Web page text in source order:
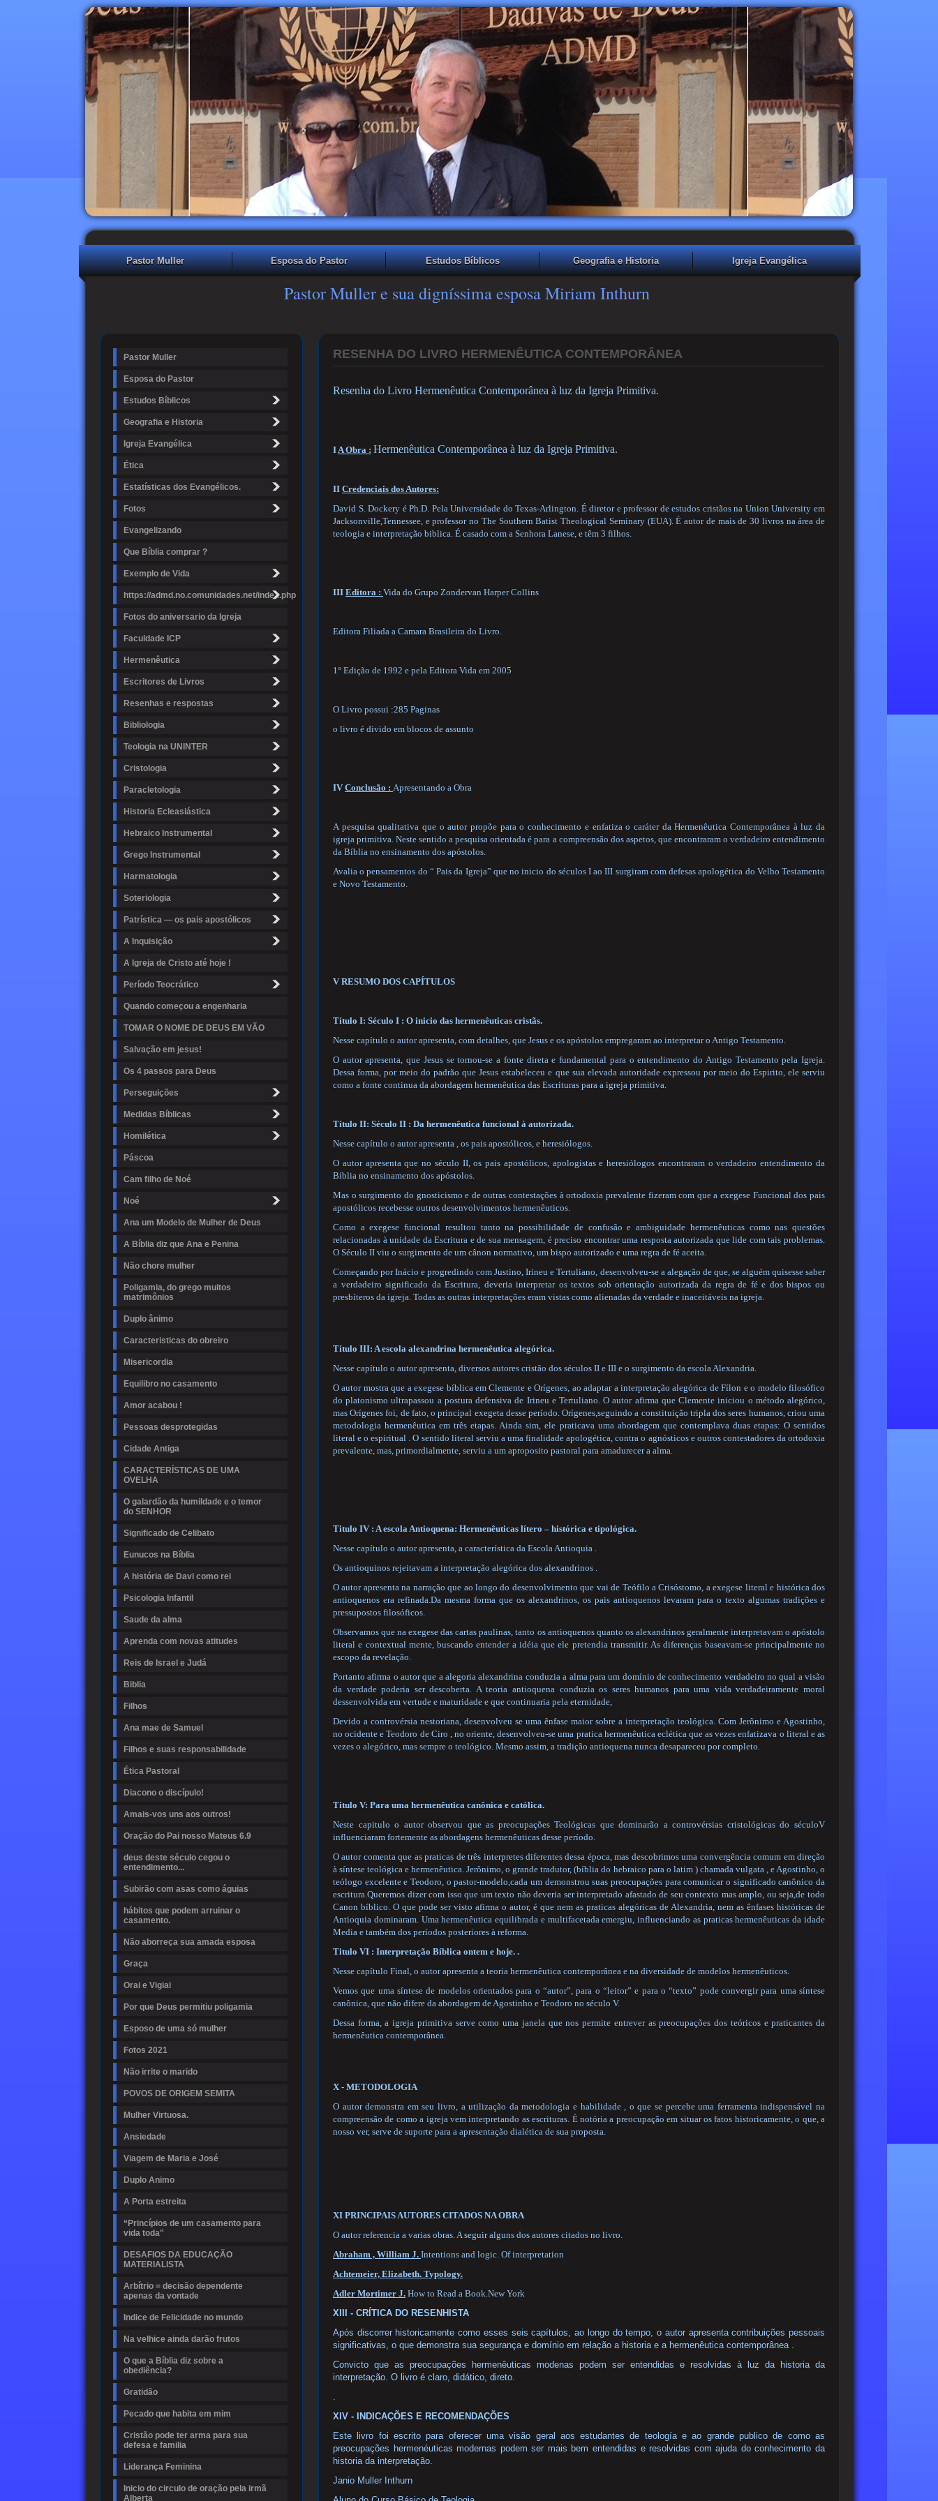
Pastor Muller Esposa do Pastor Estudos Bíblicos Geografia e Historia Igreja Evangélica
Pastor Muller e sua digníssima esposa Miriam Inthurn
Pastor Muller
Esposa do Pastor
Estudos Bíblicos
Geografia e Historia
Igreja Evangélica
Ética
Estatísticas dos Evangélicos.
Fotos
Evangelizando
Que Bíblia comprar ?
Exemplo de Vida
https://admd.no.comunidades.net/index.php
Fotos do aniversario da Igreja
Faculdade ICP
Hermenêutica
Escritores de Livros
Resenhas e respostas
Bibliologia
Teologia na UNINTER
Cristologia
Paracletologia
Historia Ecleasiástica
Hebraico Instrumental
Grego Instrumental
Harmatologia
Soteriologia
Patrística — os pais apostólicos
A Inquisição
A Igreja de Cristo até hoje !
Período Teocrático
Quando começou a engenharia
TOMAR O NOME DE DEUS EM VÃO
Salvação em jesus!
Os 4 passos para Deus
Perseguições
Medidas Bíblicas
Homilética
Páscoa
Cam filho de Noé
Noé
Ana um Modelo de Mulher de Deus
A Bíblia diz que Ana e Penina
Não chore mulher
Poligamia, do grego muitos
matrimônios
Duplo ânimo
Caracteristicas do obreiro
Misericordia
Equilibro no casamento
Amor acabou !
Pessoas desprotegidas
Cidade Antiga
CARACTERÍSTICAS DE UMA
OVELHA
O galardão da humildade e o temor
do SENHOR
Significado de Celibato
Eunucos na Bíblia
A história de Davi como rei
Psicologia Infantil
Saude da alma
Aprenda com novas atitudes
Reis de Israel e Judá
Biblia
Filhos
Ana mae de Samuel
Filhos e suas responsabilidade
Ética Pastoral
Diacono o discípulo!
Amais-vos uns aos outros!
Oração do Pai nosso Mateus 6.9
deus deste século cegou o
entendimento...
Subirão com asas como águias
hábitos que podem arruinar o
casamento.
Não aborreça sua amada esposa
Graça
Orai e Vigiai
Por que Deus permitiu poligamia
Esposo de uma só mulher
Fotos 2021
Não irrite o marido
POVOS DE ORIGEM SEMITA
Mulher Virtuosa.
Ansiedade
Viagem de Maria e José
Duplo Animo
A Porta estreita
“Princípios de um casamento para
vida toda"
DESAFIOS DA EDUCAÇÃO
MATERIALISTA
Arbítrio = decisão dependente
apenas da vontade
Indice de Felicidade no mundo
Na velhice ainda darão frutos
O que a Bíblia diz sobre a
obediência?
Gratidão
Pecado que habita em mim
Cristão pode ter arma para sua
defesa e familia
Liderança Feminina
Inicio do circulo de oração pela irmã
Alberta
RESENHA DO LIVRO HERMENÊUTICA CONTEMPORÂNEA
Resenha do Livro Hermenêutica Contemporânea à luz da Igreja Primitiva.
IA Obra : Hermenêutica Contemporânea à luz da Igreja Primitiva.
II Credenciais dos Autores:
David S. Dockery é Ph.D. Pela Universidade do Texas-Arlington. É diretor e professor de estudos cristãos na Union University em
Jacksonville,Tennessee, e professor no The Southern Batist Theological Seminary (EUA). É autor de mais de 30 livros na área de
teologia e interpretação biblica. É casado com a Senhora Lanese, e têm 3 filhos.
III Editora : Vida do Grupo Zondervan Harper Collins
Editora Filiada a Camara Brasileira do Livro.
1° Edição de 1992 e pela Editora Vida em 2005
O Livro possui :285 Paginas
o livro é divido em blocos de assunto
IVConclusão : Apresentando a Obra
A pesquisa qualitativa que o autor propõe para o conhecimento e enfatiza o caráter da Hermenêutica Contemporânea à luz da
igreja primitiva. Neste sentido a pesquisa orientada é para a compreensão dos aspetos, que encontraram o verdadeiro entendimento
da Bíblia no ensinamento dos apóstolos.
Avalia o pensamentos do “ Pais da Igreja” que no inicio do séculos I ao III surgiram com defesas apologética do Velho Testamento
e Novo Testamento.
V RESUMO DOS CAPÍTULOS
Título I: Século I : O inicio das hermenêuticas cristãs.
Nesse capítulo o autor apresenta, com detalhes, que Jesus e os apóstolos empregaram ao interpretar o Antigo Testamento.
O autor apresenta, que Jesus se tornou-se a fonte direta e fundamental para o entendimento do Antigo Testamento pela Igreja.
Dessa forma, por meio do padrão que Jesus estabeleceu e que sua elevada autoridade expressou por meio do Espirito, ele serviu
como a fonte continua da abordagem hermenêutica das Escrituras para a igreja primitiva.
Título II: Século II : Da hermenêutica funcional à autorizada.
Nesse capítulo o autor apresenta , os pais apostólicos, e heresiólogos.
O autor apresenta que no século II, os pais apostólicos, apologistas e heresiólogos encontraram o verdadeiro entendimento da
Bíblia no ensinamento dos apóstolos.
Mas o surgimento do gnosticismo e de outras contestações à ortodoxia prevalente fizeram com que a exegese Funcional dos pais
apostólicos recebesse outros desenvolvimentos hermenêuticos.
Como a exegese funcional resultou tanto na possibilidade de confusão e ambiguidade hermenêuticas como nas questões
relacionadas à unidade da Escritura e de sua mensagem, é preciso encontrar uma resposta autorizada que lide com tais problemas.
O Século II viu o surgimento de um cânon normativo, um bispo autorizado e uma regra de fé aceita.
Começando por Inácio e progredindo com Justino, Irineu e Tertuliano, desenvolveu-se a alegação de que, se alguém quisesse saber
a verdadeiro significado da Escritura, deveria interpretar os textos sob orientação autorizada da regra de fé e dos bispos ou
presbíteros da igreja. Todas as outras interpretações eram vistas como alienadas da verdade e inaceitáveis na igreja.
Título III: A escola alexandrina hermenêutica alegórica.
Nesse capítulo o autor apresenta, diversos autores cristão dos séculos II e III e o surgimento da escola Alexandria.
O autor mostra que a exegese bíblica em Clemente e Orígenes, ao adaptar a interpretação alegórica de Fílon e o modelo filosófico
do platonismo ultrapassou a postura defensiva de Irineu e Tertuliano. O autor afirma que Clemente iniciou o método alegórico,
mas Orígenes foi, de fato, o principal exegeta desse período. Orígenes,seguindo a constituição tripla dos seres humanos, criou uma
metodologia hermenêutica em três etapas. Ainda sim, ele praticava uma abordagem que contemplava duas etapas: O sentidos
literal e o espiritual . O sentido literal serviu a uma finalidade apologética, contra o agnósticos e outros contestadores da ortodoxia
prevalente, mas, primordialmente, serviu a um aproposito pastoral para amadurecer a alma.
Titulo IV : A escola Antioquena: Hermenêuticas lítero – histórica e tipológica.
Nesse capítulo o autor apresenta, a característica da Escola Antioquia .
Os antioquinos rejeitavam a interpretação alegórica dos alexandrinos .
O autor apresenta na narração que ao longo do desenvolvimento que vai de Teófilo a Crisóstomo, a exegese literal e histórica dos
antioquenos era refinada.Da mesma forma que os alexandrinos, os pais antioquenos levaram para o texto algumas tradições e
pressupostos filosóficos.
Observamos que na exegese das cartas paulinas, tanto os antioquenos quanto os alexandrinos geralmente interpretavam o apóstolo
literal e contextual mente, buscando entender a idéia que ele pretendia transmitir. As diferenças baseavam-se principalmente no
escopo da revelação.
Portanto afirma o autor que a alegoria alexandrina conduzia a alma para um domínio de conhecimento verdadeiro no qual a visão
da verdade poderia ser descoberta. A teoria antioquena conduzia os seres humanos para uma vida verdadeiramente moral
dessenvolvida em vertude e maturidade e que continuaria pela eternidade,
Devido a controvérsia nestoriana, desenvolveu se uma ênfase maior sobre a interpretação teológica. Com Jerônimo e Agostinho,
no ocidente e Teodoro de Ciro , no oriente, desenvolveu-se uma pratica hermenêutica eclética que as vezes enfatizava o literal e as
vezes o alegórico, mas sempre o teológico. Mesmo assim, a tradição antioquena nunca desapareceu por completo.
Titulo V: Para uma hermenêutica canônica e católica.
Neste capitulo o autor observou que as preocupações Teológicas que dominarão a controvérsias cristológicas do séculoV
influenciaram fortemente as abordagens hermenêuticas desse período.
O autor comenta que as praticas de três interpretes diferentes dessa época, mas descobrimos uma convergência comum em direção
à síntese teológica e hermenêutica. Jerônimo, o grande tradutor, (bíblia do hebraico para o latim ) chamada vulgata , e Agostinho, o
teólogo excelente e Teodoro, o pastor-modelo,cada um demonstrou suas preocupações para comunicar o significado canônico da
escritura.Queremos dizer com isso que um texto não deveria ser interpretado afastado de seu contexto mas amplo, ou seja,de todo
Canon bíblico. O que pode ser visto afirma o autor, é que nem as praticas alegóricas de Alexandria, nem as ênfases históricas de
Antioquia dominaram. Uma hermenêutica equilibrada e multifacetada emergiu, influenciando as praticas hermenêuticas da idade
Media e também dos períodos posteriores à reforma.
Titulo VI : Interpretação Bíblica ontem e hoje. .
Nesse capítulo Final, o autor apresenta a teoria hermenêutica contemporânea e na diversidade de modelos hermenêuticos.
Vemos que uma síntese de modelos orientados para o “autor”, para o “leitor” e para o “texto” pode convergir para uma síntese
canônica, que não difere da abordagem de Agostinho e Teodoro no século V.
Dessa forma, a igreja primitiva serve como uma janela que nos permite entrever as preocupações dos teóricos e praticantes da
hermenêutica contemporânea.
X - METODOLOGIA
O autor demonstra em seu livro, a utilização da metodologia e habilidade , o que se percebe uma ferramenta indispensável na
compreensão de como a igreja vem interpretando as escrituras. É notória a preocupação em situar os fatos historicamente, o que, a
nosso ver, serve de suporte para a apresentação dialética de sua proposta.
XI PRINCIPAIS AUTORES CITADOS NA OBRA
O autor referencia a varias obras. A seguir alguns dos autores citados no livro.
Abraham , William J. Intentions and logic. Of interpretation
Achtemeier, Elizabeth. Typology.
Adler Mortimer J. How to Read a Book.New York
XIII - CRÍTICA DO RESENHISTA
Após discorrer historicamente como esses seis capítulos, ao longo do tempo, o autor apresenta contribuições pessoais
significativas, o que demonstra sua segurança e domínio em relação a historia e a hermenêutica contemporânea .
Convicto que as preocupações hermenêuticas modenas podem ser entendidas e resolvidas à luz da historia da
interpretação. O livro é claro, didático, direto.
.
XIV - INDICAÇÕES E RECOMENDAÇÕES
Este livro foi escrito para oferecer uma visão geral aos estudantes de teología e ao grande publico de como as
preocupações hermenéuticas modernas podem ser mais bem entendidas e resolvidas com ajuda do conhecimento da
historia da interpretação.
Janio Muller Inthurn